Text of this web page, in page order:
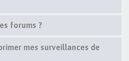
forums ?
mes surveillances de